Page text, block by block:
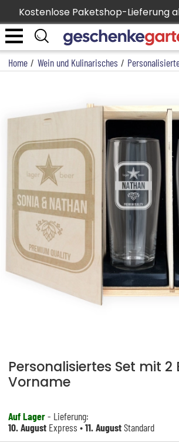
Kostenlose Paketshop-Lieferung
Home / Wein und Kulinarisches /
Personalisiertes Set mit 2
Vorname
Auf Lager- Lieferung:
10. August Express •11. AugustStandard